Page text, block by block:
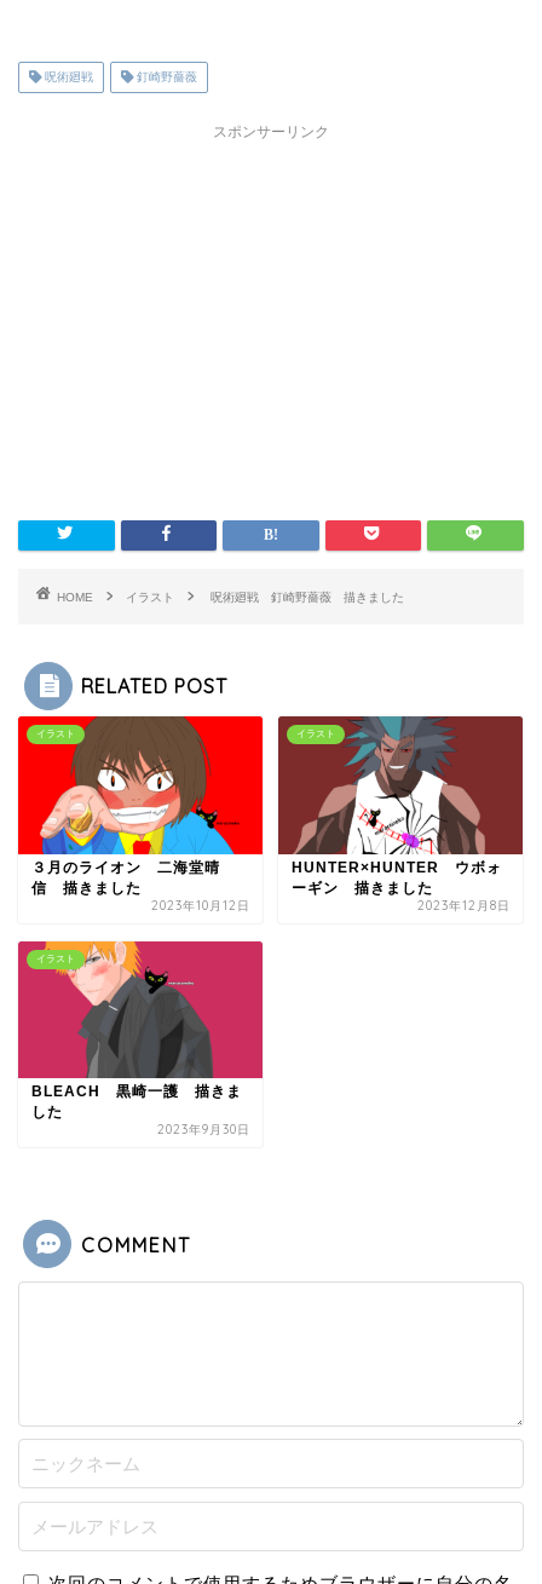
呪術廻戦 釘崎野薔薇
スポンサーリンク
HOME イラスト 呪術廻戦 釘崎野薔薇 描きました
RELATED POST
イラスト
３月のライオン 二海堂晴
信 描きました
2023年10月12日
イラスト
HUNTER×HUNTER ウボォ
ーギン 描きました
2023年12月8日
イラスト
BLEACH 黒崎一護 描きま
した
2023年9月30日
COMMENT